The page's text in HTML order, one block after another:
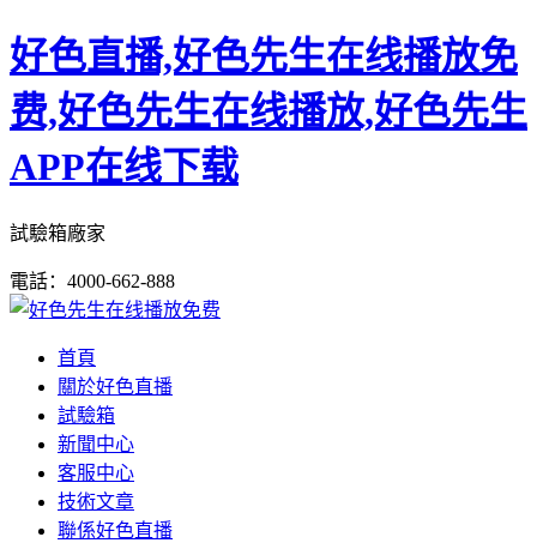
好色直播,好色先生在线播放免
费,好色先生在线播放,好色先生
APP在线下载
試驗箱廠家
電話：4000-662-888
首頁
關於好色直播
試驗箱
新聞中心
客服中心
技術文章
聯係好色直播